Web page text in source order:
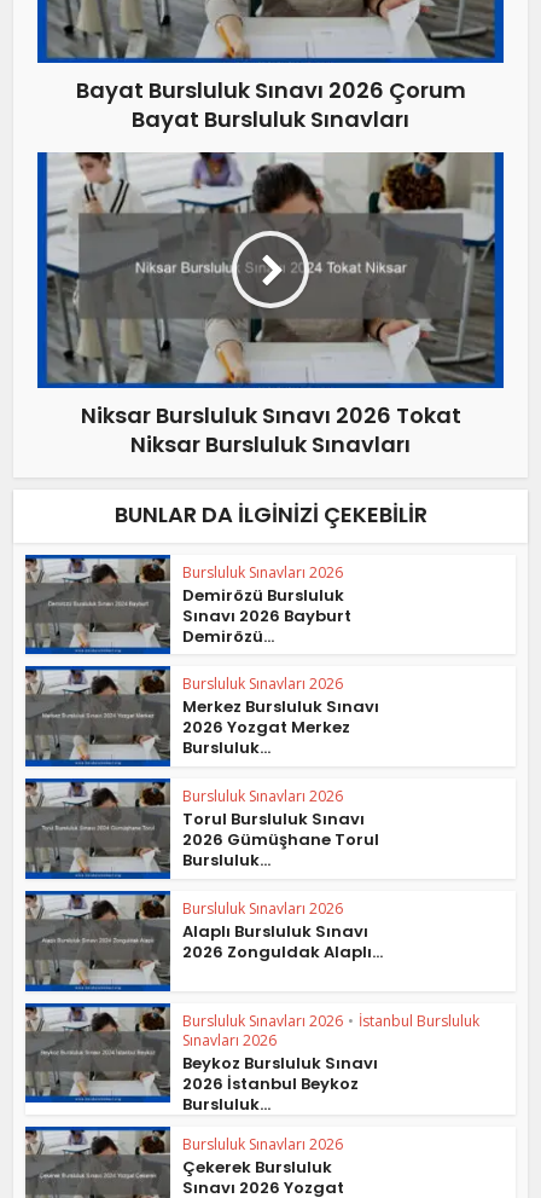
Bayat Bursluluk Sınavı 2026 Çorum
Bayat Bursluluk Sınavları
Niksar Bursluluk Sınavı 2026 Tokat
Niksar Bursluluk Sınavları
BUNLAR DA İLGINIZI ÇEKEBILIR
Bursluluk Sınavları 2026
Demirözü Bursluluk
Sınavı 2026 Bayburt
Demirözü...
Bursluluk Sınavları 2026
Merkez Bursluluk Sınavı
2026 Yozgat Merkez
Bursluluk...
Bursluluk Sınavları 2026
Torul Bursluluk Sınavı
2026 Gümüşhane Torul
Bursluluk...
Bursluluk Sınavları 2026
Alaplı Bursluluk Sınavı
2026 Zonguldak Alaplı...
Bursluluk Sınavları 2026 • İstanbul Bursluluk
Sınavları 2026
Beykoz Bursluluk Sınavı
2026 İstanbul Beykoz
Bursluluk...
Bursluluk Sınavları 2026
Çekerek Bursluluk
Sınavı 2026 Yozgat